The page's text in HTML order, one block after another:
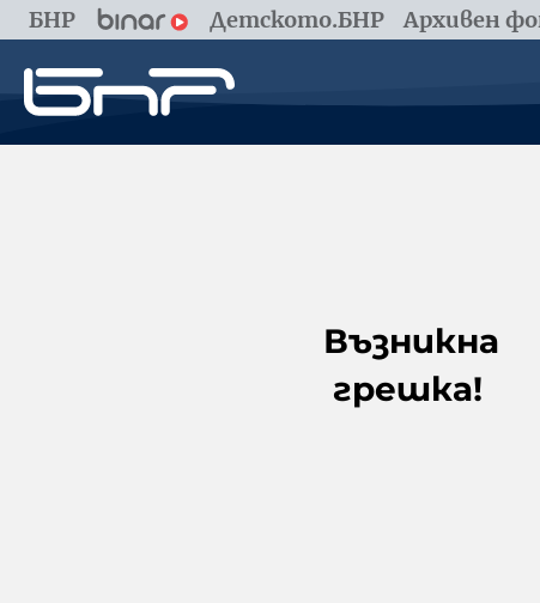
БНР Детското.БНР Архивен
Възникна
грешка!